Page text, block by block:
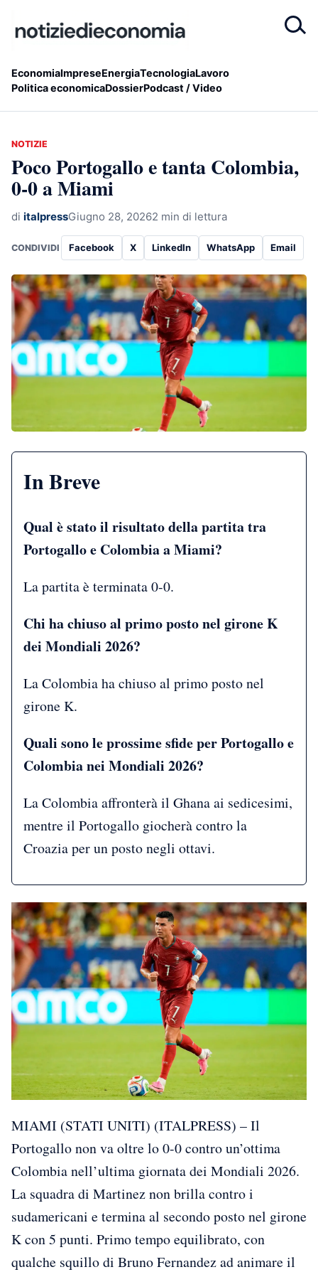
EconomiaImpreseEnergiaTecnologiaLavoro
Politica economicaDossierPodcast / Video
NOTIZIE
Poco Portogallo e tanta Colombia,
0-0 a Miami
di italpressGiugno 28, 20262 min di lettura
CONDIVIDI Facebook X LinkedIn WhatsApp Email
In Breve
Qual è stato il risultato della partita tra
Portogallo e Colombia a Miami?
La partita è terminata 0-0.
Chi ha chiuso al primo posto nel girone K
dei Mondiali 2026?
La Colombia ha chiuso al primo posto nel
girone K.
Quali sono le prossime sfide per Portogallo e
Colombia nei Mondiali 2026?
La Colombia affronterà il Ghana ai sedicesimi,
mentre il Portogallo giocherà contro la
Croazia per un posto negli ottavi.
MIAMI (STATI UNITI) (ITALPRESS) – Il
Portogallo non va oltre lo 0-0 contro un’ottima
Colombia nell’ultima giornata dei Mondiali 2026.
La squadra di Martinez non brilla contro i
sudamericani e termina al secondo posto nel girone
K con 5 punti. Primo tempo equilibrato, con
qualche squillo di Bruno Fernandez ad animare il